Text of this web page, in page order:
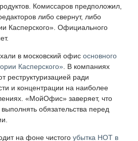
Комиссаров предположил,
либо свернут, либо
Касперского». Официального
в московский офис основного
Касперского» . В компаниях
реструктуризацией ради
и концентрации на наиболее
«МойОфис» заверяет, что
обязательства перед
на фоне чистого убытка НОТ в